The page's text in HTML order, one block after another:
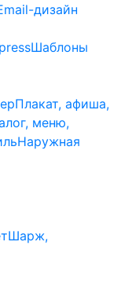
дизайн
Шаблоны
Плакат, афиша,
меню,
Наружная
Шарж,